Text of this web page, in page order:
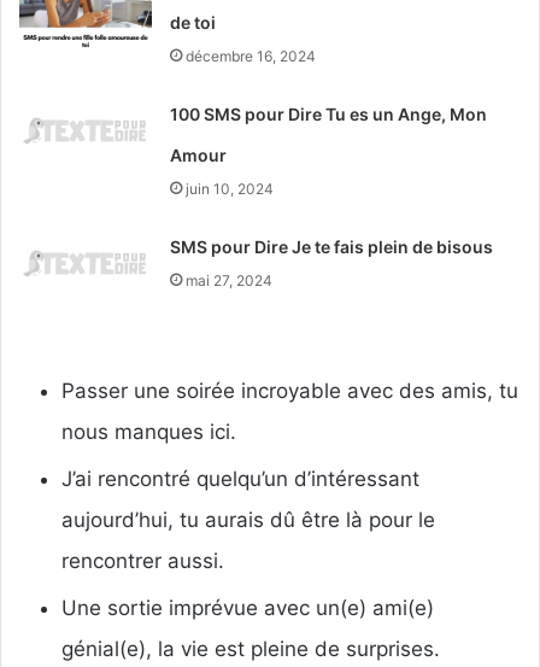
de toi
décembre 16, 2024
100 SMS pour Dire Tu es un Ange, Mon
Amour
juin 10, 2024
SMS pour Dire Je te fais plein de bisous
mai 27, 2024
Passer une soirée incroyable avec des amis, tu
nous manques ici.
J’ai rencontré quelqu’un d’intéressant
aujourd’hui, tu aurais dû être là pour le
rencontrer aussi.
Une sortie imprévue avec un(e) ami(e)
génial(e), la vie est pleine de surprises.